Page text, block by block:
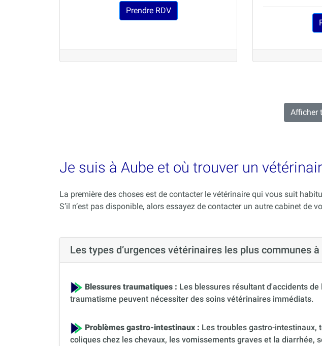
Prendre RDV
Afficher
Je suis à Aube et où trouver un
La première des choses est de contacter le vétérinaire qui vous suit
S’il n’est pas disponible, alors essayez de contacter un autre cabinet de
Les types d’urgences vétérinaires les plus communes à
Blessures traumatiques : Les blessures résultant d'accidents
traumatisme peuvent nécessiter des soins vétérinaires immédiats.
Problèmes gastro-intestinaux : Les troubles gastro-intestinaux,
coliques chez les chevaux, les vomissements graves et la diarrhée,